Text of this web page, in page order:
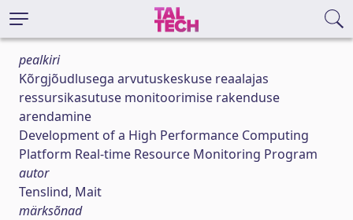
pealkiri
Kõrgjõudlusega arvutuskeskuse reaalajas
ressursikasutuse monitoorimise rakenduse
arendamine
Development of a High Performance Computing
Platform Real-time Resource Monitoring Program
autor
Tenslind, Mait
märksõnad